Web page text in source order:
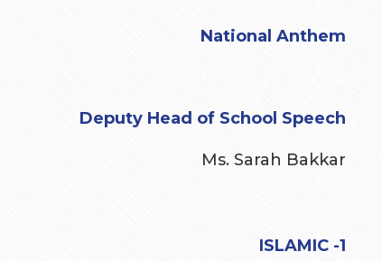
National Anthem
Deputy Head of School Speech
Ms. Sarah Bakkar
1- ISLAMIC